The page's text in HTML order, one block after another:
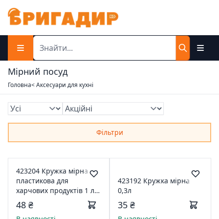
Мірний посуд
Головна< Аксесуари для кухні
Фільтри
423204 Кружка мірна
пластикова для
харчових продуктів 1 л
Харків
48 ₴
423192 Кружка мірна
0,3л
35 ₴